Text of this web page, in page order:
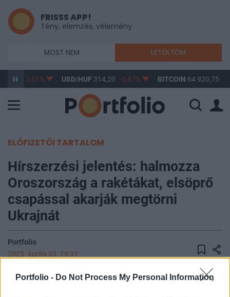
Portfolio - Do Not Process My Personal Information
FRISSS APP!
Tény, elemzés, vélemény
MOST NEM LETÖLTÖM
-0,61% USD/HUF 314,20 -0,87% BITCOIN 64 920,75
ELŐFIZETŐI TARTALOM
Hírszerzési jelentés: halmozza
Oroszország a rakétákat, elsöprő
csapással akarják megtörni
Ukrajnát
Portfolio
2025. április 03. 19:31
A NATO hírszerzési adatai szerint az orosz haderő